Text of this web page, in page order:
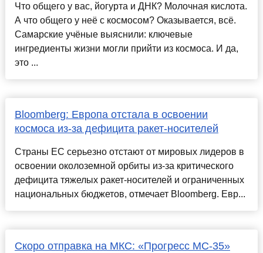
Что общего у вас, йогурта и ДНК? Молочная кислота.
А что общего у неё с космосом? Оказывается, всё.
Самарские учёные выяснили: ключевые
ингредиенты жизни могли прийти из космоса. И да,
это ...
Bloomberg: Европа отстала в освоении
космоса из-за дефицита ракет-носителей
Страны ЕС серьезно отстают от мировых лидеров в
освоении околоземной орбиты из-за критического
дефицита тяжелых ракет-носителей и ограниченных
национальных бюджетов, отмечает Bloomberg. Евр...
Скоро отправка на МКС: «Прогресс МС-35»